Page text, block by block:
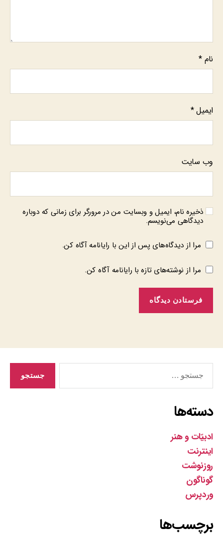
نام *
ایمیل*
وب‌ سایت
ذخیره نام، ایمیل و وبسایت من در مرورگر برای زمانی که دوباره
دیدگاهی می‌نویسم.
مرا از دیدگاه‌های پس از این با رایانامه آگاه کن.
مرا از نوشته‌های تازه با رایانامه آگاه کن.
دسته‌ها
ادبیّات و هنر
اینترنت
روزنوشت
گوناگون
وردپرس
برچسب‌ها